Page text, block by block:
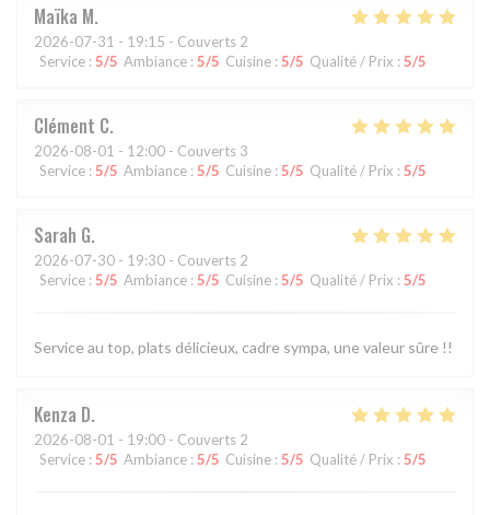
Maïka M
2026-07-31 - 19:15 - Couverts 2
Service : 5/5 Ambiance : 5/5 Cuisine : 5/5 Qualité / Prix : 5/5
Clément C
2026-08-01 - 12:00 - Couverts 3
Service : 5/5 Ambiance : 5/5 Cuisine : 5/5 Qualité / Prix : 5/5
Sarah G
2026-07-30 - 19:30 - Couverts 2
Service : 5/5 Ambiance : 5/5 Cuisine : 5/5 Qualité / Prix : 5/5
Service au top, plats délicieux, cadre sympa, une valeur sûre !!
Kenza D
2026-08-01 - 19:00 - Couverts 2
Service : 5/5 Ambiance : 5/5 Cuisine : 5/5 Qualité / Prix : 5/5